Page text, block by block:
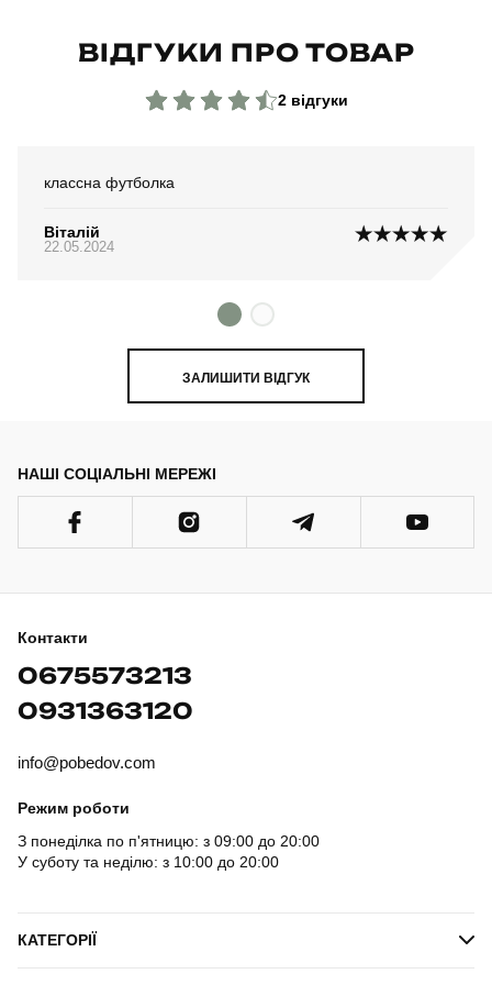
ВІДГУКИ ПРО ТОВАР
2 відгуки
классна футболка
Віталій
22.05.2024
ЗАЛИШИТИ ВІДГУК
НАШІ СОЦІАЛЬНІ МЕРЕЖІ
Контакти
0675573213
0931363120
info@pobedov.com
Режим роботи
З понеділка по п'ятницю: з 09:00 до 20:00
У суботу та неділю: з 10:00 до 20:00
КАТЕГОРІЇ